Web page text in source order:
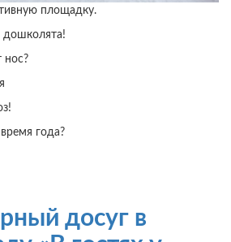
площадку.
дошколята!
нос?
года?
досуг в